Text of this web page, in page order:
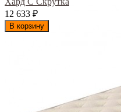
12 633 ₽
В корзину